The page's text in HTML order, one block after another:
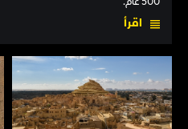
اقرأ